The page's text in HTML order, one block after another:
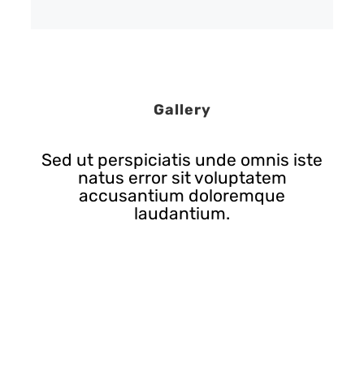
Gallery
Sed ut perspiciatis unde omnis iste
natus error sit voluptatem
accusantium doloremque
laudantium.